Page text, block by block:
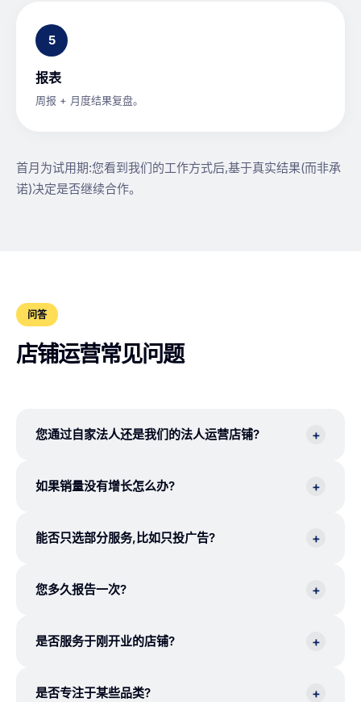
5
报表
周报 + 月度结果复盘。
首月为试用期:您看到我们的工作方式后,基于真实结果(而非承
诺)决定是否继续合作。
问答
店铺运营常见问题
您通过自家法人还是我们的法人运营店铺? +
如果销量没有增长怎么办? +
能否只选部分服务,比如只投广告? +
您多久报告一次? +
是否服务于刚开业的店铺? +
是否专注于某些品类? +